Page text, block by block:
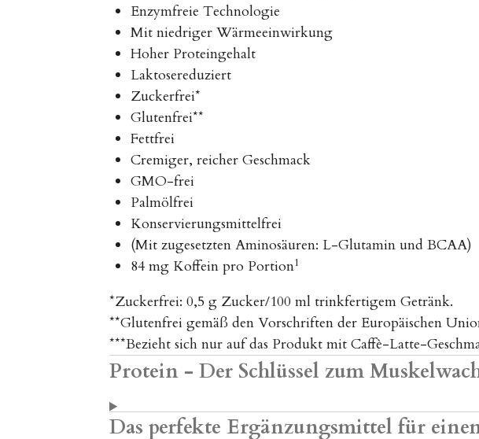
Enzymfreie Technologie
Mit niedriger Wärmeeinwirkung
Hoher Proteingehalt
Laktosereduziert
Zuckerfrei*
Glutenfrei**
Fettfrei
Cremiger, reicher Geschmack
GMO-frei
Palmölfrei
Konservierungsmittelfrei
(Mit zugesetzten Aminosäuren: L-Glutamin und BCAA)
84 mg Koffein pro Portion1
*Zuckerfrei: 0,5 g Zucker/100 ml trinkfertigem Getränk.
**Glutenfrei gemäß den Vorschriften der Europäischen
***Bezieht sich nur auf das Produkt mit Caffè-Latte-
Protein - Der Schlüssel zum
Das perfekte Ergänzungsmittel für